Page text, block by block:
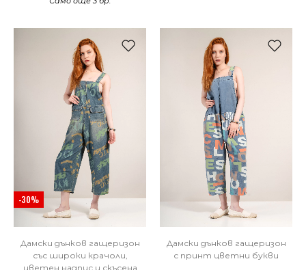
-30%
Дамски дънков гащеризон
със широки крачоли,
цветен надпис и скъсена
Дамски дънков гащеризон
с принт цветни букви